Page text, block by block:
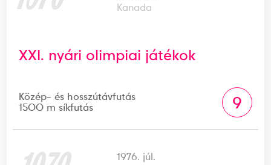
Kanada
XXI. nyári olimpiai játékok
Közép- és hosszútávfutás
1500 m síkfutás
9
1976. júl.